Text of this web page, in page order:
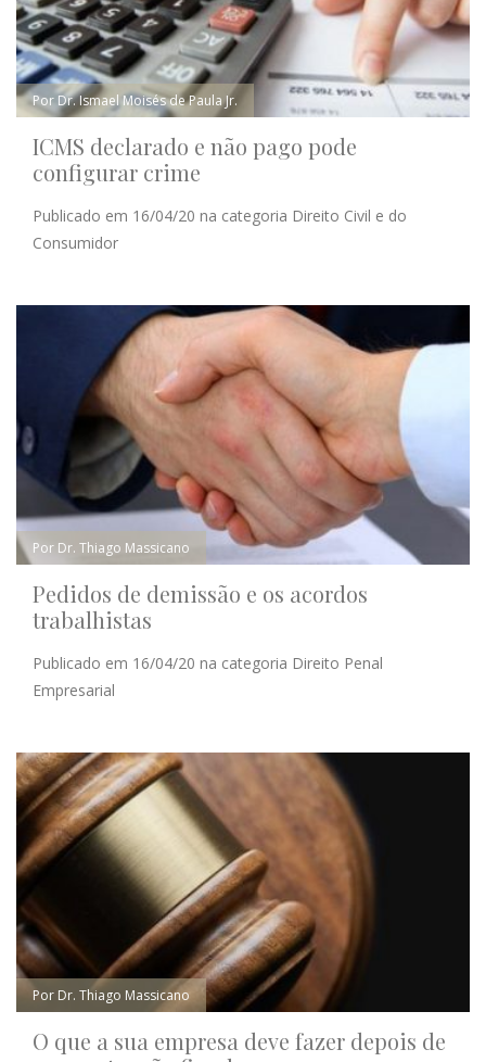
Por Dr. Ismael Moisés de Paula Jr.
ICMS declarado e não pago pode
configurar crime
Publicado em 16/04/20 na categoria Direito Civil e do
Consumidor
Por Dr. Thiago Massicano
Pedidos de demissão e os acordos
trabalhistas
Publicado em 16/04/20 na categoria Direito Penal
Empresarial
Por Dr. Thiago Massicano
O que a sua empresa deve fazer depois de